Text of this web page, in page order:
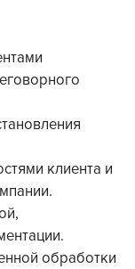
клиента и
обработки